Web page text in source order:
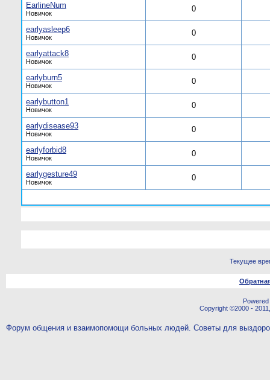
EarlineNum
Новичок 0
earlyasleep6
Новичок 0
earlyattack8
Новичок 0
earlyburn5
Новичок 0
earlybutton1
Новичок 0
earlydisease93
Новичок 0
earlyforbid8
Новичок 0
earlygesture49
Новичок 0
Текущее
Copyright ©2000 -
Форум общения и взаимопомощи больных людей. Советы для